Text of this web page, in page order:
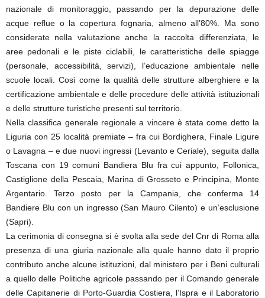
nazionale di monitoraggio, passando per la depurazione delle
acque reflue o la copertura fognaria, almeno all’80%. Ma sono
considerate nella valutazione anche la raccolta differenziata, le
aree pedonali e le piste ciclabili, le caratteristiche delle spiagge
(personale, accessibilità, servizi), l’educazione ambientale nelle
scuole locali. Così come la qualità delle strutture alberghiere e la
certificazione ambientale e delle procedure delle attività istituzionali
e delle strutture turistiche presenti sul territorio.
Nella classifica generale regionale a vincere è stata come detto la
Liguria con 25 località premiate – fra cui Bordighera, Finale Ligure
o Lavagna – e due nuovi ingressi (Levanto e Ceriale), seguita dalla
Toscana con 19 comuni Bandiera Blu fra cui appunto, Follonica,
Castiglione della Pescaia, Marina di Grosseto e Principina, Monte
Argentario. Terzo posto per la Campania, che conferma 14
Bandiere Blu con un ingresso (San Mauro Cilento) e un’esclusione
(Sapri).
La cerimonia di consegna si è svolta alla sede del Cnr di Roma alla
presenza di una giuria nazionale alla quale hanno dato il proprio
contributo anche alcune istituzioni, dal ministero per i Beni culturali
a quello delle Politiche agricole passando per il Comando generale
delle Capitanerie di Porto-Guardia Costiera, l’Ispra e il Laboratorio